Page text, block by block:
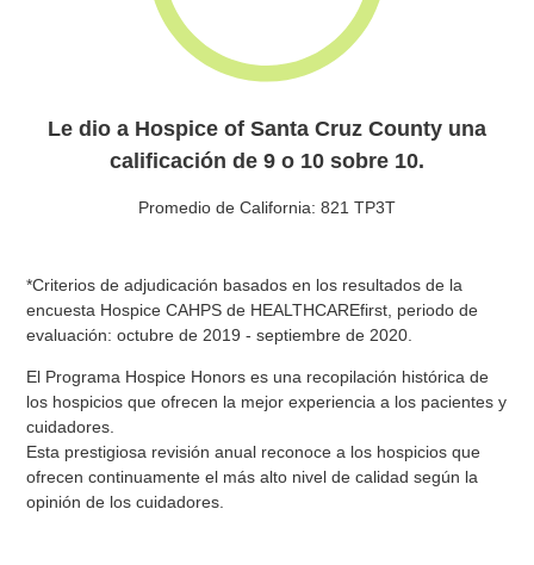
Le dio a Hospice of Santa Cruz County una
calificación de 9 o 10 sobre 10.
Promedio de California: 821 TP3T
*Criterios de adjudicación basados en los resultados de la
encuesta Hospice CAHPS de HEALTHCAREfirst, periodo de
evaluación: octubre de 2019 - septiembre de 2020.
El Programa Hospice Honors es una recopilación histórica de
los hospicios que ofrecen la mejor experiencia a los pacientes y
cuidadores.
Esta prestigiosa revisión anual reconoce a los hospicios que
ofrecen continuamente el más alto nivel de calidad según la
opinión de los cuidadores.